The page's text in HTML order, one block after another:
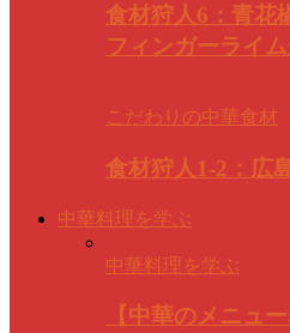
食材狩人6：青花
フィンガーライ
こだわりの中華食材
食材狩人1-2：広
中華料理を学ぶ
中華料理を学ぶ
【中華のメニュ